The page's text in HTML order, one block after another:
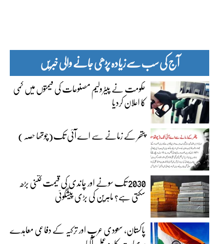
آج کی سب سے زیادہ پڑھی جانے والی خبریں
حکومت نے پیٹرولیم مصنوعات کی قیمتوں میں کمی
کا اعلان کردیا
پتھر کے زمانے سے اے آئی تک(چوتھا حصہ)
2030 تک سونے اور چاندی کی قیمت کتنی بڑھ
سکتی ہے؟ ماہرین کی بڑی پیشگوئی
پاکستان، سعودی عرب اور ترکیہ کے دفاعی معاہدے